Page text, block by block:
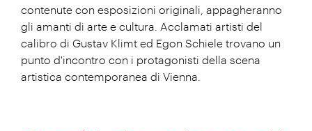
contenute con esposizioni originali, appagheranno
gli amanti di arte e cultura. Acclamati artisti del
calibro di Gustav Klimt ed Egon Schiele trovano un
punto d'incontro con i protagonisti della scena
artistica contemporanea di Vienna.